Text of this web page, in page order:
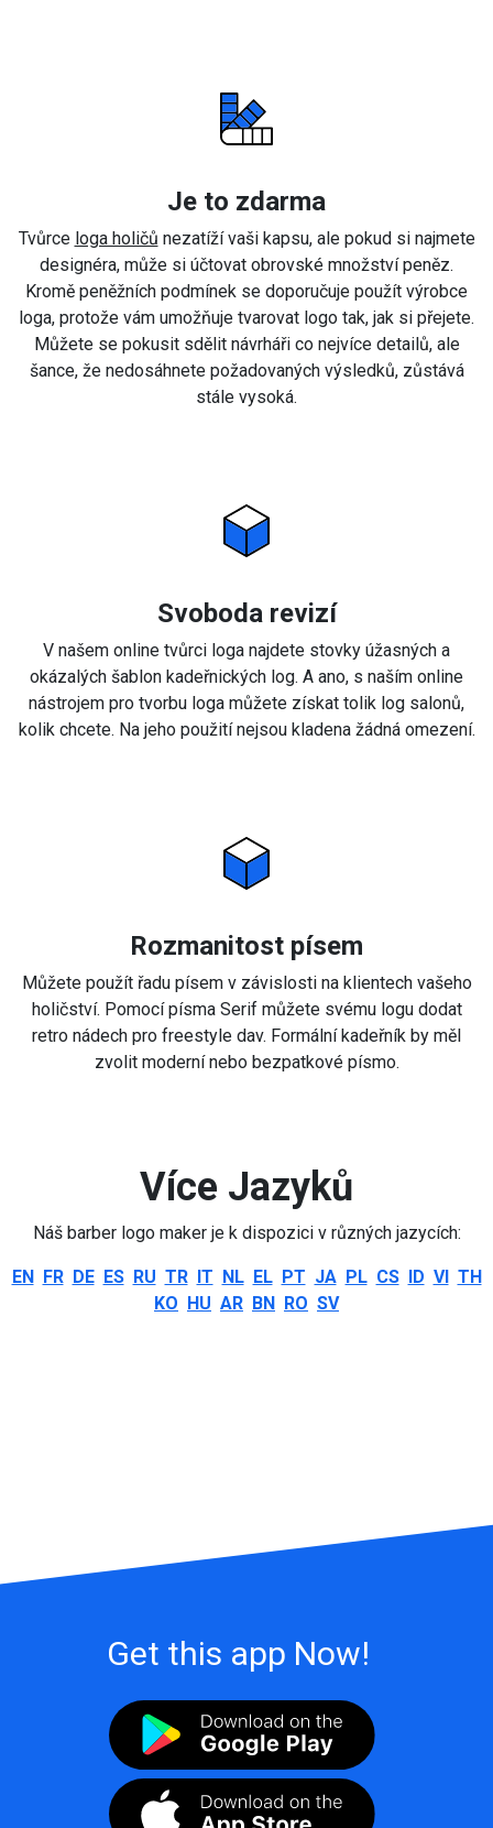
Je to zdarma
Tvůrce loga holičů nezatíží vaši kapsu, ale pokud si najmete
designéra, může si účtovat obrovské množství peněz.
Kromě peněžních podmínek se doporučuje použít výrobce
loga, protože vám umožňuje tvarovat logo tak, jak si přejete.
Můžete se pokusit sdělit návrháři co nejvíce detailů, ale
šance, že nedosáhnete požadovaných výsledků, zůstává
stále vysoká.
Svoboda revizí
V našem online tvůrci loga najdete stovky úžasných a
okázalých šablon kadeřnických log. A ano, s naším online
nástrojem pro tvorbu loga můžete získat tolik log salonů,
kolik chcete. Na jeho použití nejsou kladena žádná omezení.
Rozmanitost písem
Můžete použít řadu písem v závislosti na klientech vašeho
holičství. Pomocí písma Serif můžete svému logu dodat
retro nádech pro freestyle dav. Formální kadeřník by měl
zvolit moderní nebo bezpatkové písmo.
Více Jazyků
Náš barber logo maker je k dispozici v různých jazycích:
EN FR DE ES RU TR IT NL EL PT JA PL CS ID VI TH
KO HU AR BN RO SV
Get this app Now!